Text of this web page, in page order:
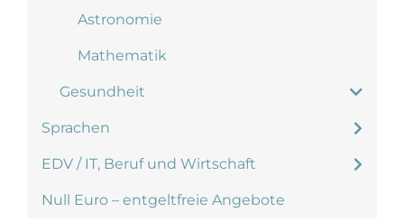
Astronomie
Mathematik
Gesundheit
Sprachen
EDV / IT, Beruf und Wirtschaft
Null Euro – entgeltfreie Angebote